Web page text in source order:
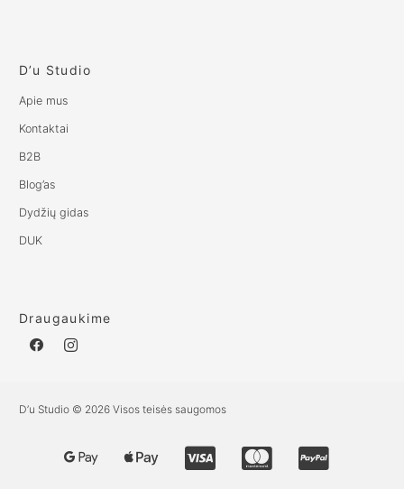
D’u Studio
Apie mus
Kontaktai
B2B
Blog’as
Dydžių gidas
DUK
Draugaukime
D’u Studio © 2026 Visos teisės saugomos